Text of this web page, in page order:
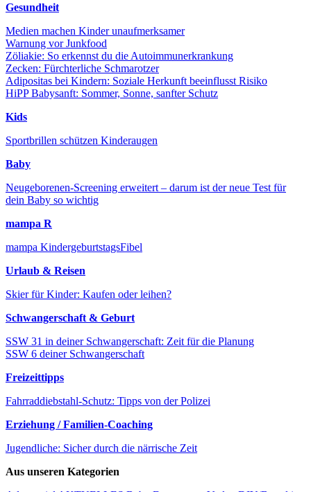
Gesundheit
Medien machen Kinder unaufmerksamer
Warnung vor Junkfood
Zöliakie: So erkennst du die Autoimmunerkrankung
Zecken: Fürchterliche Schmarotzer
Adipositas bei Kindern: Soziale Herkunft beeinflusst Risiko
HiPP Babysanft: Sommer, Sonne, sanfter Schutz
Kids
Sportbrillen schützen Kinderaugen
Baby
Neugeborenen-Screening erweitert – darum ist der neue Test für
dein Baby so wichtig
mampa R
mampa KindergeburtstagsFibel
Urlaub & Reisen
Skier für Kinder: Kaufen oder leihen?
Schwangerschaft & Geburt
SSW 31 in deiner Schwangerschaft: Zeit für die Planung
SSW 6 deiner Schwangerschaft
Freizeittipps
Fahrraddiebstahl-Schutz: Tipps von der Polizei
Erziehung / Familien-Coaching
Jugendliche: Sicher durch die närrische Zeit
Aus unseren Kategorien